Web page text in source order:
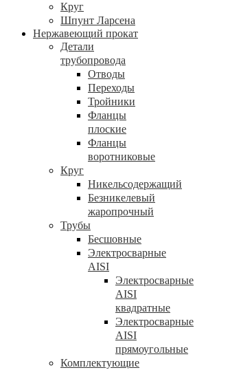
Круг
Шпунт Ларсена
Нержавеющий прокат
Детали
трубопровода
Отводы
Переходы
Тройники
Фланцы
плоские
Фланцы
воротниковые
Круг
Никельсодержащий
Безникелевый
жаропрочный
Трубы
Бесшовные
Электросварные
AISI
Электросварные
AISI
квадратные
Электросварные
AISI
прямоугольные
Комплектующие